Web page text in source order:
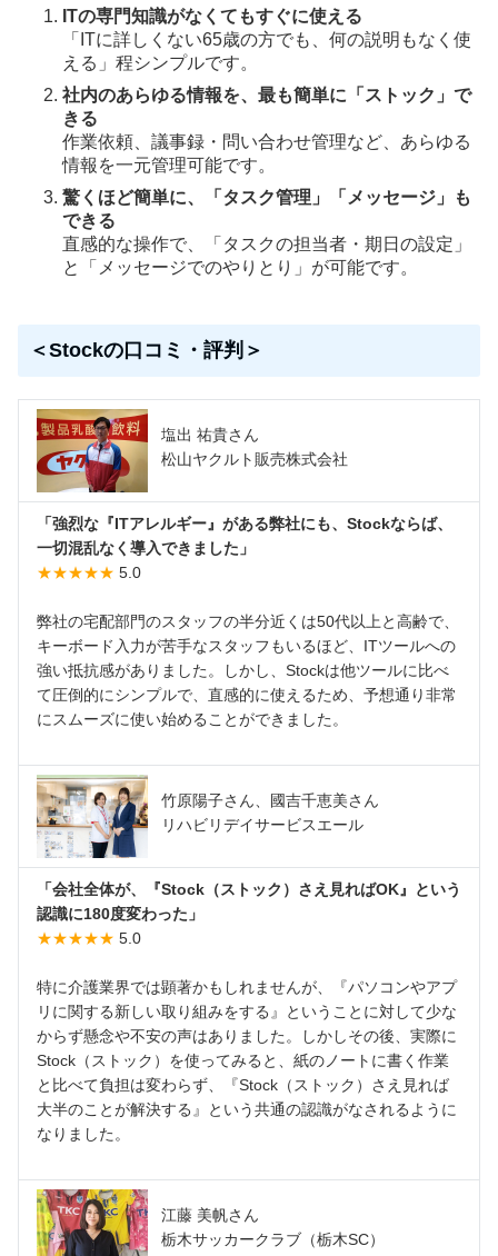
ITの専門知識がなくてもすぐに使える
「ITに詳しくない65歳の方でも、何の説明もなく使
える」程シンプルです。
社内のあらゆる情報を、最も簡単に「ストック」で
きる
作業依頼、議事録・問い合わせ管理など、あらゆる
情報を一元管理可能です。
驚くほど簡単に、「タスク管理」「メッセージ」も
できる
直感的な操作で、「タスクの担当者・期日の設定」
と「メッセージでのやりとり」が可能です。
＜Stockの口コミ・評判＞
塩出 祐貴さん
松山ヤクルト販売株式会社
「強烈な『ITアレルギー』がある弊社にも、Stockならば、
一切混乱なく導入できました」
★★★★★ 5.0
弊社の宅配部門のスタッフの半分近くは50代以上と高齢で、
キーボード入力が苦手なスタッフもいるほど、ITツールへの
強い抵抗感がありました。しかし、Stockは他ツールに比べ
て圧倒的にシンプルで、直感的に使えるため、予想通り非常
にスムーズに使い始めることができました。
竹原陽子さん、國吉千恵美さん
リハビリデイサービスエール
「会社全体が、『Stock（ストック）さえ見ればOK』という
認識に180度変わった」
★★★★★ 5.0
特に介護業界では顕著かもしれませんが、『パソコンやアプ
リに関する新しい取り組みをする』ということに対して少な
からず懸念や不安の声はありました。しかしその後、実際に
Stock（ストック）を使ってみると、紙のノートに書く作業
と比べて負担は変わらず、『Stock（ストック）さえ見れば
大半のことが解決する』という共通の認識がなされるように
なりました。
江藤 美帆さん
栃木サッカークラブ（栃木SC）